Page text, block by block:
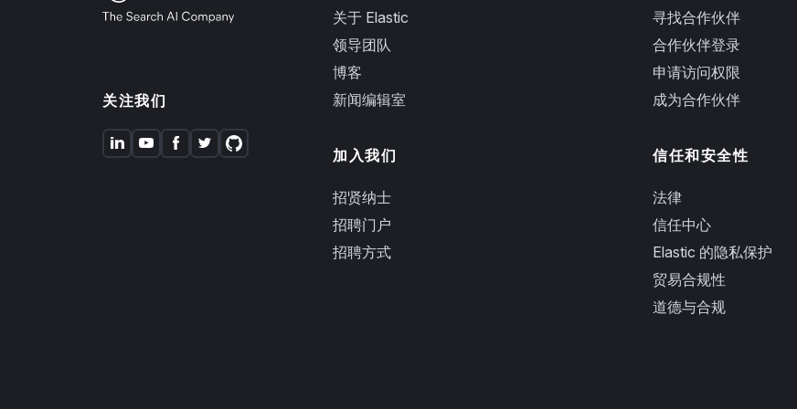
关注我们
关于 Elastic
领导团队
博客
新闻编辑室
加入我们
招贤纳士
招聘门户
招聘方式
寻找合作伙伴
合作伙伴登录
申请访问权限
成为合作伙伴
信任和安全性
法律
信任中心
Elastic 的隐私保护
贸易合规性
道德与合规